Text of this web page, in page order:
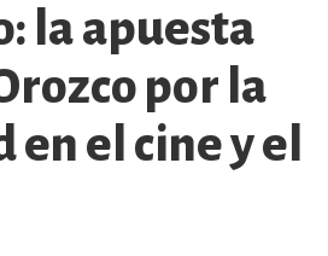
la apuesta
por la
el cine y el